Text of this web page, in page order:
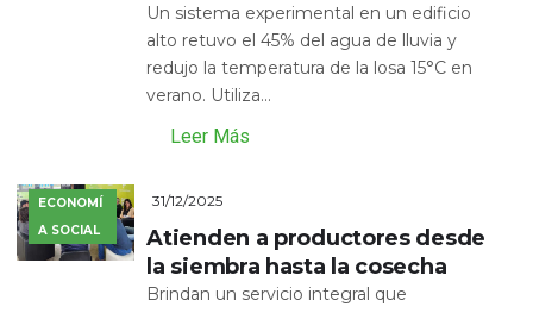
Un sistema experimental en un edificio
alto retuvo el 45% del agua de lluvia y
redujo la temperatura de la losa 15°C en
verano. Utiliza...
Leer Más
ECONOMÍ
A SOCIAL
31/12/2025
Atienden a productores desde
la siembra hasta la cosecha
Brindan un servicio integral que